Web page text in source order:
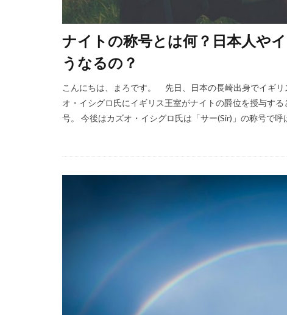
ナイトの称号とは何？日本人や
うなるの？
こんにちは、まろです。 先日、日本の長崎出身でイギ
オ・イシグロ氏にイギリス王室がナイトの爵位を授与す
号。 今後はカズオ・イシグロ氏は「サー(Sir)」の称号で